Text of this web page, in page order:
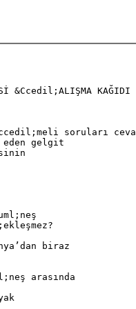
&Ccedil;ALIŞMA KAĞIDI
soruları
gelgit
biraz
arasında